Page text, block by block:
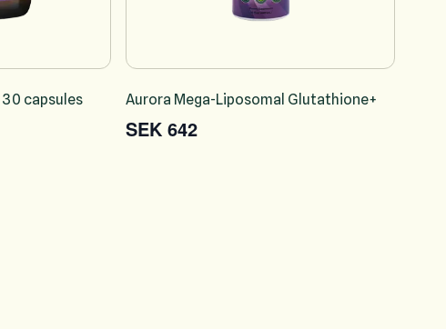
30 capsules Aurora Mega-Liposomal Glutathione+
SEK 642